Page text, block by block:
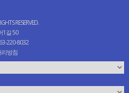
RESERVED.
1길 50
220-8032
방침